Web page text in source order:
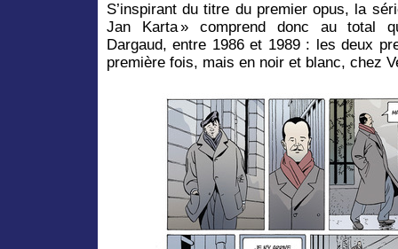
S’inspirant du titre du premier opus, la
Jan Karta » comprend donc au total
Dargaud, entre 1986 et 1989 : les deux
première fois, mais en noir et blanc, chez